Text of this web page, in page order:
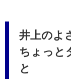
井上のよ
ちょっと
と